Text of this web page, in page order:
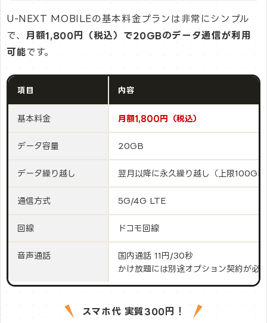
U-NEXT MOBILEの基本料金プランは非常にシンプル
で、
月額1,800円（税込）で20GBのデータ通信が利用
可能です。
項目 内容
基本料金 月額1,800円（税込）
データ容量 20GB
データ繰り越し 翌月以降に永久繰り越し（上限100GB
通信方式 5G/4G LTE
回線 ドコモ回線
音声通話
国内通話 11円/30秒
かけ放題には別途オプション契約が必
スマホ代 実質300円！